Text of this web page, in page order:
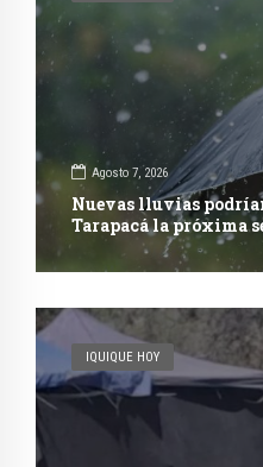
Agosto 7, 2026
Nuevas lluvias
Tarapacá la próxima
IQUIQUE HOY